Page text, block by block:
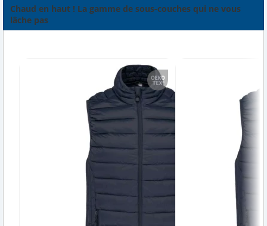
Chaud en haut ! La gamme de sous-couches qui ne vous
lâche pas